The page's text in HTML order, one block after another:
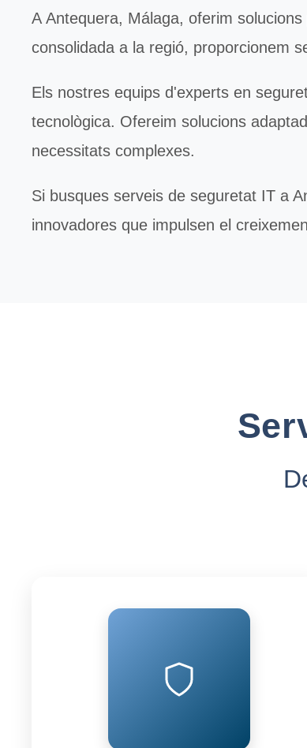
A Antequera, Málaga, oferim
consolidada a la regió, proporcionem
Els nostres equips d'experts en
tecnològica. Ofereim solucions
necessitats complexes.
Si busques serveis de seguretat IT a
innovadores que impulsen el